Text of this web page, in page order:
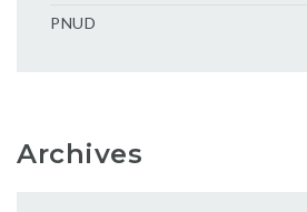
PNUD
Archives